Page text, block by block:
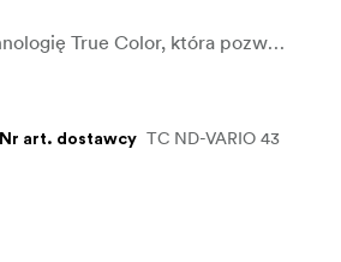
Filtr ten oferuje technologię True Color, która pozwala uniknąć przesunięcia kolorów, występującego w innych filtrach zmiennych. Filtr NiSi True Color ND-VARIO Pro Nano 1-5stops jest wykonany z wysokiej jakości szkła optycznego zapewniającego najlepszą rozdzielczość i jakość.
Nr art. dostawcy TC ND-VARIO 43